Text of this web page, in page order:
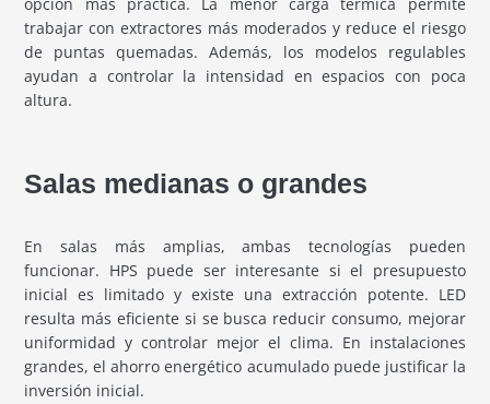
trabajar con extractores más moderados y reduce el riesgo
de puntas quemadas. Además, los modelos regulables
ayudan a controlar la intensidad en espacios con poca
altura.
Salas medianas o grandes
En salas más amplias, ambas tecnologías pueden
funcionar. HPS puede ser interesante si el presupuesto
inicial es limitado y existe una extracción potente. LED
resulta más eficiente si se busca reducir consumo, mejorar
uniformidad y controlar mejor el clima. En instalaciones
grandes, el ahorro energético acumulado puede justificar la
inversión inicial.